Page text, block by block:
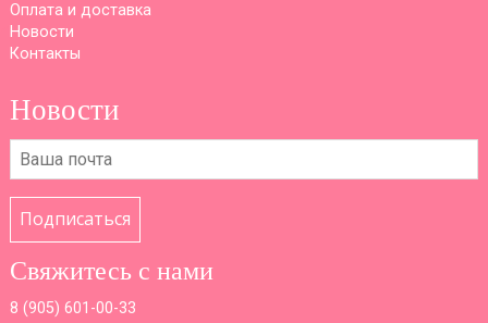
Оплата и доставка
Новости
Контакты
Новости
Подписаться
Свяжитесь с нами
8 (905) 601-00-33